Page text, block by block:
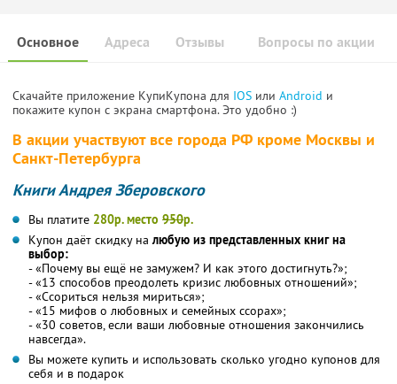
Основное Отзывы Вопросы по акции
Адреса
Скачайте приложение КупиКупона для IOS или Android и
покажите купон с экрана смартфона. Это удобно :)
В акции участвуют все города РФ кроме Москвы и
Санкт-Петербурга
Книги Андрея Зберовского
Вы платите 280р. место 950р.
Купон даёт скидку налюбую из представленных книг на
выбор:
- «Почему вы ещё не замужем? И как этого достигнуть?»;
- «13 способов преодолеть кризис любовных отношений»;
- «Ссориться нельзя мириться»;
- «15 мифов о любовных и семейных ссорах»;
- «30 советов, если ваши любовные отношения закончились
навсегда».
Вы можете купить и использовать сколько угодно купонов для
себя и в подарок